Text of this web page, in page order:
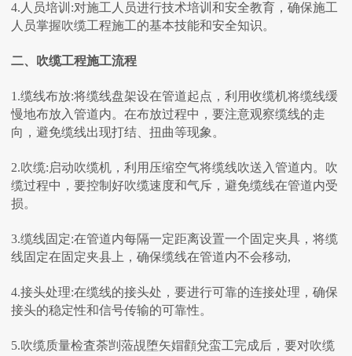
4.人员培训:对施工人员进行技术培训和安全教育，确保施工
人员掌握吹缆工程施工的基本技能和安全知识。
二、吹缆工程施工流程
1.缆线布放:将缆线盘架设在管道起点，利用收缆机将缆线缓
慢地布放入管道内。在布放过程中，要注意观察缆线的走
向，避免缆线出现打结、扭曲等现象。
2.吹缆:启动吹缆机，利用压缩空气将缆线吹送入管道内。吹
缆过程中，要控制好吹缆速度和气斥，避免缆线在管道内受
损。
3.缆线固定:在管道内每隔一定距离设置一个固定夹具，将缆
线固定在固定夹县上，确保缆线在管道内不会移动,
4.接头处理:在缆线的接头处，要进行可靠的连接处理，确保
接头的稳定性和信号传输的可靠性。
5.吹缆质量检査荼剀蒞覘堕矢媢顴兌蛮工完成后，要对吹缆